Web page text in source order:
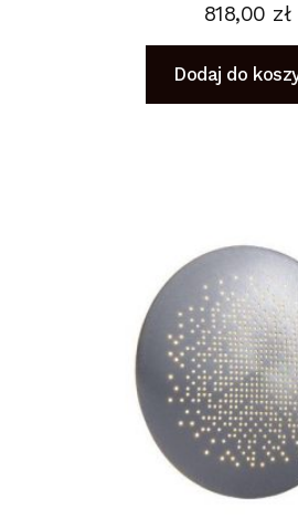
818,00 zł
Dodaj do